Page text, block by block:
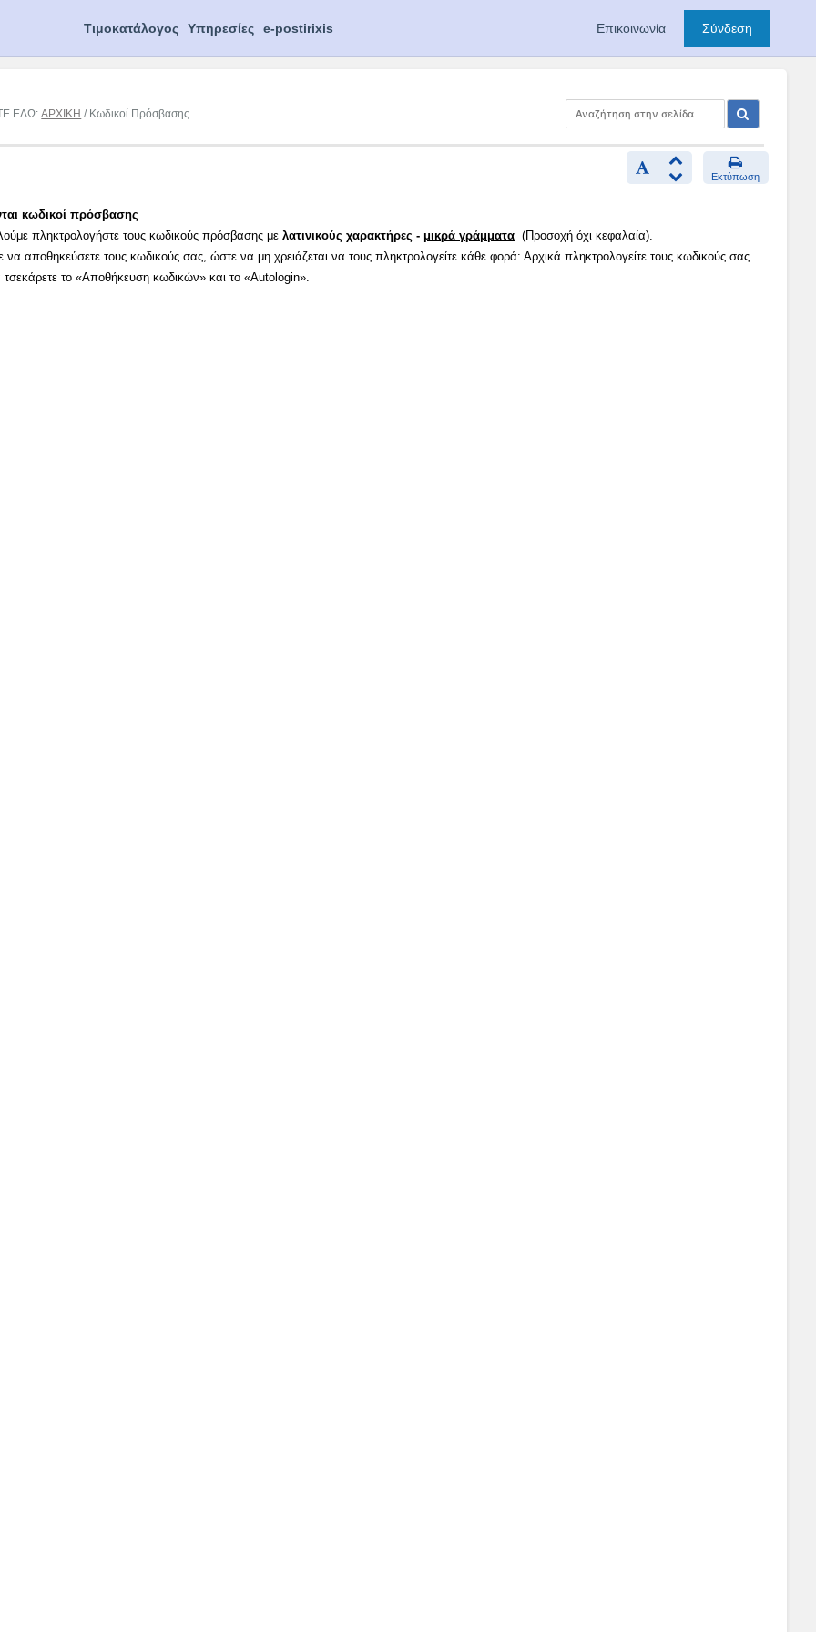
Τιμοκατάλογος Υπηρεσίες e-postirixis Επικοινωνία Σύνδεση
ΕΔΩ:ΑΡΧΙΚΗ / Κωδικοί Πρόσβασης
Εκτύπωση
κωδικοί πρόσβασης
πληκτρολογήστε τους κωδικούς πρόσβασης μελατινικούς χαρακτήρες - μικρά γράμματα (Προσοχή όχι κεφαλαία).
να αποθηκεύσετε τους κωδικούς σας, ώστε να μη χρειάζεται να τους πληκτρολογείτε κάθε φορά: Αρχικά πληκτρολογείτε τους κωδικούς σας
τσεκάρετε το «Αποθήκευση κωδικών» και το «Autologin».